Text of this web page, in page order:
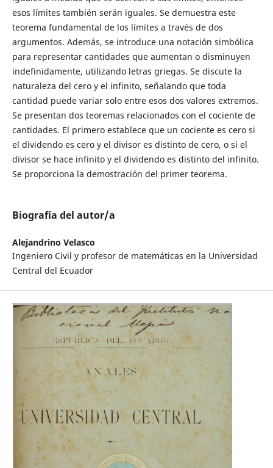
esos límites también serán iguales. Se demuestra este
teorema fundamental de los límites a través de dos
argumentos. Además, se introduce una notación simbólica
para representar cantidades que aumentan o disminuyen
indefinidamente, utilizando letras griegas. Se discute la
naturaleza del cero y el infinito, señalando que toda
cantidad puede variar solo entre esos dos valores extremos.
Se presentan dos teoremas relacionados con el cociente de
cantidades. El primero establece que un cociente es cero si
el dividendo es cero y el divisor es distinto de cero, o si el
divisor se hace infinito y el dividendo es distinto del infinito.
Se proporciona la demostración del primer teorema.
Biografía del autor/a
Alejandrino Velasco
Ingeniero Civil y profesor de matemáticas en la Universidad
Central del Ecuador